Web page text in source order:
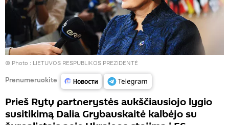
© Photo : LIETUVOS RESPUBLIKOS PREZIDENTĖ
Prenumeruokite
Prieš Rytų partnerystės aukščiausiojo lygio
susitikimą Dalia Grybauskaitė kalbėjo su